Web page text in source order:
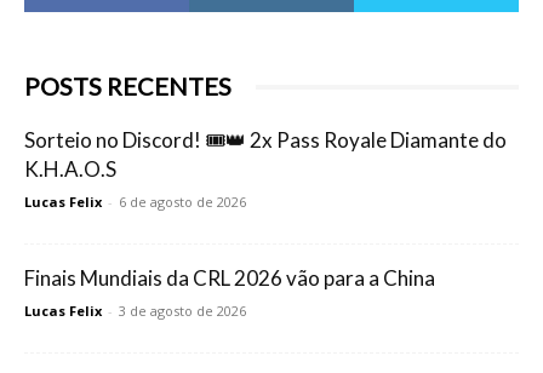
POSTS RECENTES
Sorteio no Discord! 🎟️👑 2x Pass Royale Diamante do
K.H.A.O.S
Lucas Felix - 6 de agosto de 2026
Finais Mundiais da CRL 2026 vão para a China
Lucas Felix - 3 de agosto de 2026